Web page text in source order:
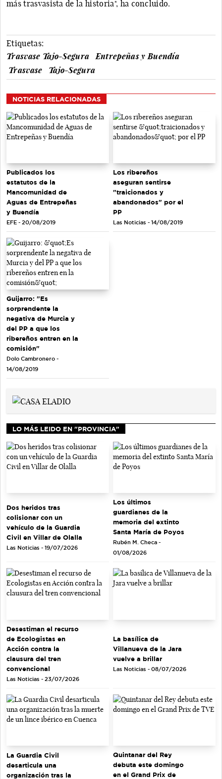
más trasvasista de la historia", ha concluido.
Etiquetas:
Trasvase Tajo-Segura
Entrepeñas y Buendía
Trasvase
Tajo-Segura
NOTICIAS RELACIONADAS
Publicados los
estatutos de la
Mancomunidad de
Aguas de Entrepeñas
y Buendía
EFE - 20/08/2019
Los ribereños
aseguran sentirse
"traicionados y
abandonados" por el
PP
Las Noticias - 14/08/2019
Guijarro: "Es
sorprendente la
negativa de Murcia y
del PP a que los
ribereños entren en la
comisión"
Dolo Cambronero -
14/08/2019
LO MÁS LEIDO EN "PROVINCIA"
Dos heridos tras
colisionar con un
vehículo de la Guardia
Civil en Villar de Olalla
Las Noticias - 19/07/2026
Los últimos
guardianes de la
memoria del extinto
Santa María de Poyos
Rubén M. Checa -
01/08/2026
Desestiman el recurso
de Ecologistas en
Acción contra la
clausura del tren
convencional
Las Noticias - 23/07/2026
La basílica de
Villanueva de la Jara
vuelve a brillar
Las Noticias - 08/07/2026
La Guardia Civil
desarticula una
organización tras la
Quintanar del Rey
debuta este domingo
en el Grand Prix de